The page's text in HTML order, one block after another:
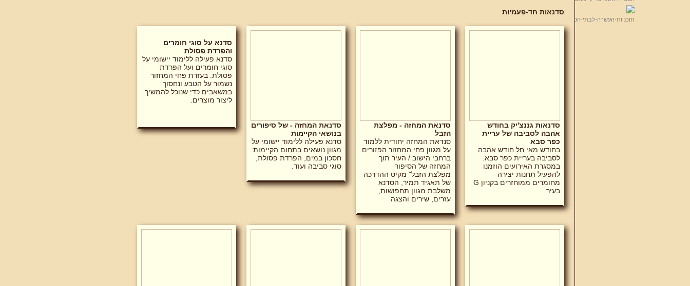
סדנאות חד-פעמיות
סדנאות גננצ'יק בחודש
אהבה לסביבה של עריית
כפר סבא
בחודש מאי חל חודש אהבה
לסביבה בעריית כפר סבא.
במסגרת האירועים הוזמנו
להפעיל תחנות יצירה
מחומרים ממוחזרים בקניון G
בעיר.
סדנאת המחזה - מפלצת
הזבל
סנדאת המחזה יחודית ללמוד
על מגוון פחי המחזור הפזורים
ברחבי הישוב / העיר תוך
המחזה של הסיפור
מפלצת הזבל" מקיט ההדרכה
של תאגיד תמיר, הסדנא
משלבת מגוון תחפושות,
עזרים, שירים והצגה
סדנאת המחזה - של סיפורים
בנושאי הקיימות
סדנא פעילה ללימוד יישומי על
מגוון נושאים בתחום הקיימות:
חסכון במים, הפרדת פסולת,
סוגי סביבה ועוד.
סדנא על סוגי חומרים
והפרדת פסולת
סדנא פעילה ללימוד יישומי על
סוגי חומרים ועל הפרדת
פסולת. בעזרת פחי המחזור
נשמור על הטבע ונחסוך
במשאבים כדי שנוכל להמשיך
ליצור מוצרים.